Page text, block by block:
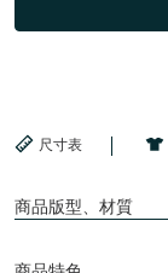
尺寸表
商品版型、材質